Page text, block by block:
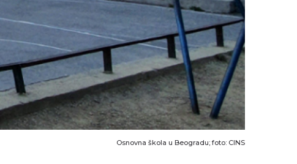
Osnovna škola u Beogradu; foto: CINS